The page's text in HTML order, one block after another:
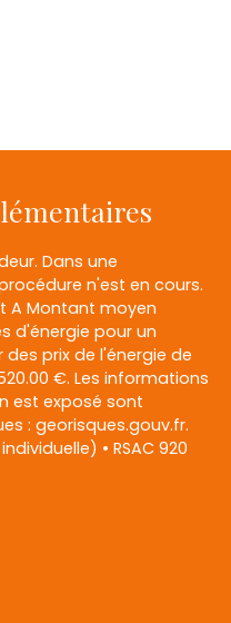
Dans une
n'est en cours.
A Montant moyen
d'énergie pour un
prix de l'énergie de
€. Les informations
est exposé sont
: georisques.gouv.fr.
• RSAC 920